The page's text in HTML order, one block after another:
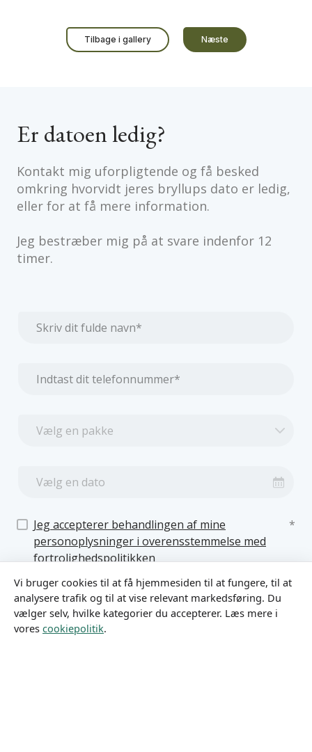
Tilbage i gallery Næste
Er datoen ledig?
Kontakt mig uforpligtende og få besked
omkring hvorvidt jeres bryllups dato er ledig,
eller for at få mere information.
Jeg bestræber mig på at svare indenfor 12
timer.
Vælg en dato
Jeg accepterer behandlingen af ​​mine
personoplysninger i overensstemmelse med
fortrolighedspolitikken
*
Sende
Vi bruger cookies til at få hjemmesiden til at fungere, til at
analysere trafik og til at vise relevant markedsføring. Du
vælger selv, hvilke kategorier du accepterer. Læs mere i
vores cookiepolitik.